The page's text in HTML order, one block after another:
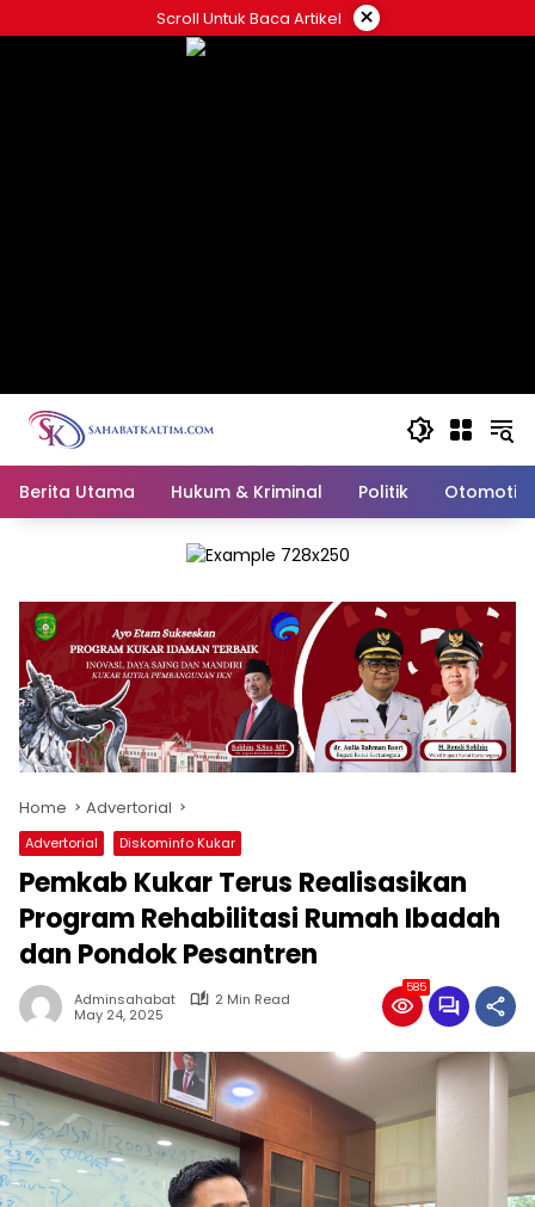
to
Scroll Untuk Baca Artikel ×
Berita Utama Hukum & Kriminal Politik Otomotif
Home Advertorial
Advertorial Diskominfo Kukar
Pemkab Kukar Terus Realisasikan
Program Rehabilitasi Rumah Ibadah
dan Pondok Pesantren
Adminsahabat
2 Min Read
May 24, 2025
585